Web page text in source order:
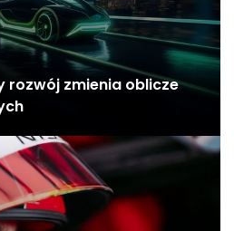
rozwój zmienia oblicze